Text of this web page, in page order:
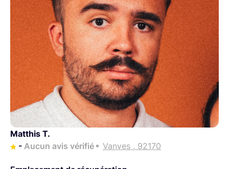
Matthis T.
- Aucun avis vérifié Vanves , 92170